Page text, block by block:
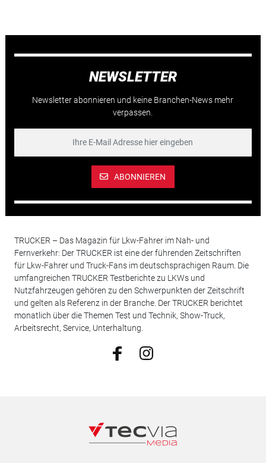
NEWSLETTER
Newsletter abonnieren und keine Branchen-News mehr
verpassen.
ABONNIEREN
TRUCKER – Das Magazin für Lkw-Fahrer im Nah- und
Fernverkehr: Der TRUCKER ist eine der führenden Zeitschriften
für Lkw-Fahrer und Truck-Fans im deutschsprachigen Raum. Die
umfangreichen TRUCKER Testberichte zu LKWs und
Nutzfahrzeugen gehören zu den Schwerpunkten der Zeitschrift
und gelten als Referenz in der Branche. Der TRUCKER berichtet
monatlich über die Themen Test und Technik, Show-Truck,
Arbeitsrecht, Service, Unterhaltung.